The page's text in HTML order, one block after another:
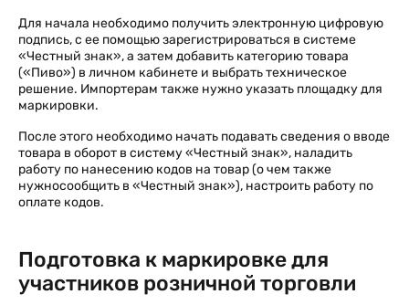
Для начала необходимо получить электронную цифровую
подпись, с ее помощью зарегистрироваться в системе
«Честный знак», а затем добавить категорию товара
(«Пиво») в личном кабинете и выбрать техническое
решение. Импортерам также нужно указать площадку для
маркировки.
После этого необходимо начать подавать сведения о вводе
товара в оборот в систему «Честный знак», наладить
работу по нанесению кодов на товар (о чем также
нужносообщить в «Честный знак»), настроить работу по
оплате кодов.
Подготовка к маркировке для
участников розничной торговли